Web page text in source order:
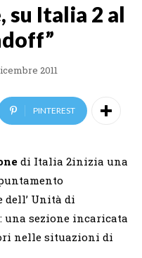
su Italia 2 al
2011
PINTEREST
di Italia 2inizia una
dell’ Unità di
una sezione incaricata
nelle situazioni di